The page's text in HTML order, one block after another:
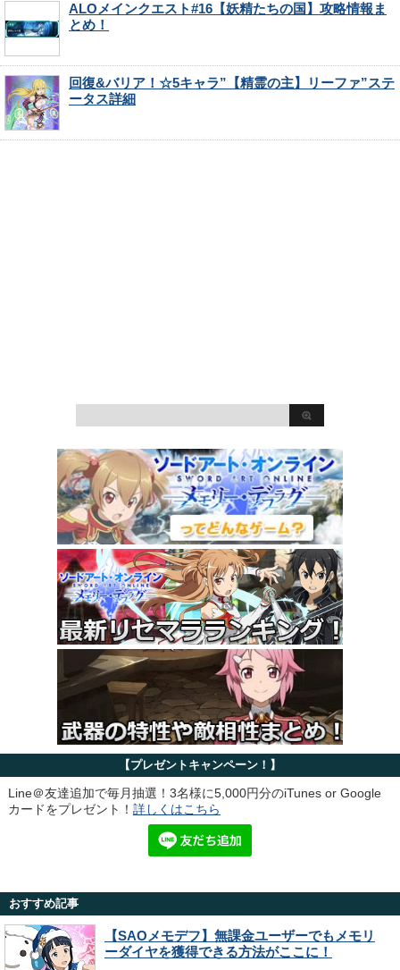
ALOメインクエスト#16【妖精たちの国】攻略情報ま
とめ！
回復&バリア！☆5キャラ”【精霊の主】リーファ”ステ
ータス詳細
【プレゼントキャンペーン！】
Line＠友達追加で毎月抽選！3名様に5,000円分のiTunes or Google
カードをプレゼント！ 詳しくはこちら
おすすめ記事
【SAOメモデフ】無課金ユーザーでもメモリ
ーダイヤを獲得できる方法がここに！